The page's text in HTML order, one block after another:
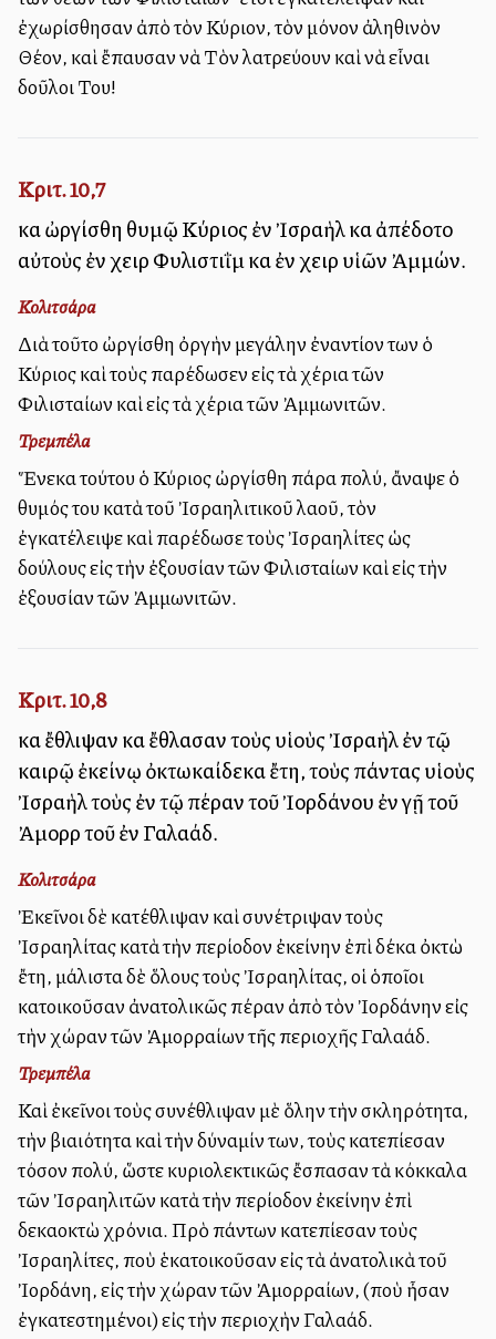
ἐχωρίσθησαν ἀπὸ τὸν Κύριον, τὸν μόνον ἀληθινὸν
Θέον, καὶ ἔπαυσαν νὰ Τὸν λατρεύουν καὶ νὰ εἶναι
δοῦλοι Του!
Κριτ. 10,7
καὶ ὠργίσθη θυμῷ Κύριος ἐν Ἰσραὴλ καὶ ἀπέδοτο
αὐτοὺς ἐν χειρὶ Φυλιστιῒμ καὶ ἐν χειρὶ υἱῶν Ἀμμών.
Κολιτσάρα
Διὰ τοῦτο ὠργίσθη ὀργὴν μεγάλην ἐναντίον των ὁ
Κύριος καὶ τοὺς παρέδωσεν εἰς τὰ χέρια τῶν
Φιλισταίων καὶ εἰς τὰ χέρια τῶν Ἀμμωνιτῶν.
Τρεμπέλα
Ἕνεκα τούτου ὁ Κύριος ὠργίσθη πάρα πολύ, ἄναψε ὁ
θυμός του κατὰ τοῦ Ἰσραηλιτικοῦ λαοῦ, τὸν
ἐγκατέλειψε καὶ παρέδωσε τοὺς Ἰσραηλίτες ὡς
δούλους εἰς τὴν ἐξουσίαν τῶν Φιλισταίων καὶ εἰς τὴν
ἐξουσίαν τῶν Ἀμμωνιτῶν.
Κριτ. 10,8
καὶ ἔθλιψαν καὶ ἔθλασαν τοὺς υἱοὺς Ἰσραὴλ ἐν τῷ
καιρῷ ἐκείνῳ ὀκτωκαίδεκα ἔτη, τοὺς πάντας υἱοὺς
Ἰσραὴλ τοὺς ἐν τῷ πέραν τοῦ Ἰορδάνου ἐν γῇ τοῦ
Ἀμορρὶ τοῦ ἐν Γαλαάδ.
Κολιτσάρα
Ἐκεῖνοι δὲ κατέθλιψαν καὶ συνέτριψαν τοὺς
Ἰσραηλίτας κατὰ τὴν περίοδον ἐκείνην ἐπὶ δέκα ὀκτὼ
ἔτη, μάλιστα δὲ ὅλους τοὺς Ἰσραηλίτας, οἱ ὁποῖοι
κατοικοῦσαν ἀνατολικῶς πέραν ἀπὸ τὸν Ἰορδάνην εἰς
τὴν χώραν τῶν Ἀμορραίων τῆς περιοχῆς Γαλαάδ.
Τρεμπέλα
Καὶ ἐκεῖνοι τοὺς συνέθλιψαν μὲ ὅλην τὴν σκληρότητα,
τὴν βιαιότητα καὶ τὴν δύναμίν των, τοὺς κατεπίεσαν
τόσον πολύ, ὥστε κυριολεκτικῶς ἔσπασαν τὰ κόκκαλα
τῶν Ἰσραηλιτῶν κατὰ τὴν περίοδον ἐκείνην ἐπὶ
δεκαοκτὼ χρόνια. Πρὸ πάντων κατεπίεσαν τοὺς
Ἰσραηλίτες, ποὺ ἑκατοικοῦσαν εἰς τὰ ἀνατολικὰ τοῦ
Ἰορδάνη, εἰς τὴν χώραν τῶν Ἀμορραίων, (ποὺ ἦσαν
ἐγκατεστημένοι) εἰς τὴν περιοχὴν Γαλαάδ.